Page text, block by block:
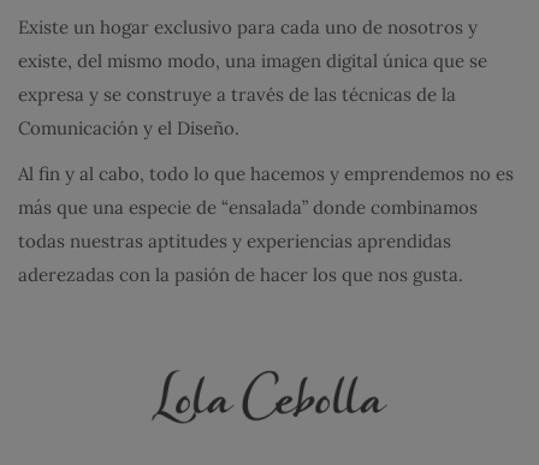
Existe un hogar exclusivo para cada uno de nosotros y
existe, del mismo modo, una imagen digital única que se
expresa y se construye a través de las técnicas de la
Comunicación y el Diseño.
Al fin y al cabo, todo lo que hacemos y emprendemos no es
más que una especie de “ensalada” donde combinamos
todas nuestras aptitudes y experiencias aprendidas
aderezadas con la pasión de hacer los que nos gusta.